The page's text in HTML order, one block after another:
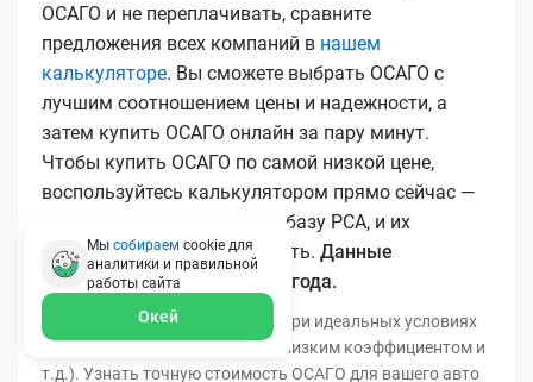
ОСАГО и не переплачивать, сравните
предложения всех компаний в нашем
калькуляторе. Вы сможете выбрать ОСАГО с
лучшим соотношением цены и надежности, а
затем купить ОСАГО онлайн за пару минут.
Чтобы купить ОСАГО по самой низкой цене,
воспользуйтесь калькулятором прямо сейчас —
все полисы загружаются в базу РСА, и их
подлинность легко проверить. Данные
актуальны для марта 2026 года.
*Минимальная цена получена при идеальных условиях
(безаварийный стаж, регион с низким коэффициентом и
т.д.). Узнать точную стоимость ОСАГО для вашего авто
Мы собираем cookie для
аналитики и правильной
работы сайта
Окей